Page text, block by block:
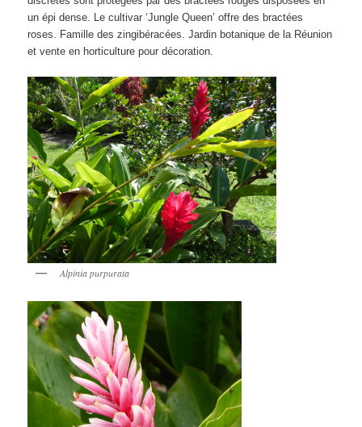
un épi dense. Le cultivar ‘Jungle Queen’ offre des bractées
roses. Famille des zingibéracées. Jardin botanique de la Réunion
et vente en horticulture pour décoration.
Alpinia purpurata